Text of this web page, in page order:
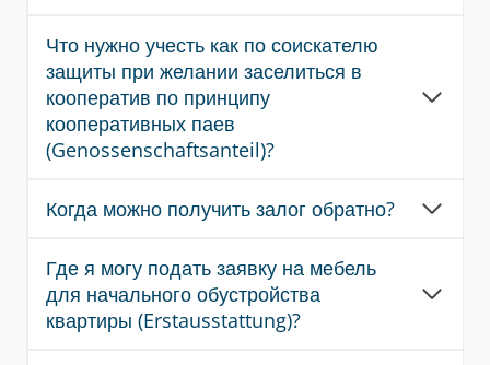
Что нужно учесть как по соискателю
защиты при желании заселиться в
кооператив по принципу
кооперативных паев
(Genossenschaftsanteil)?
Когда можно получить залог обратно?
Где я могу подать заявку на мебель
для начального обустройства
квартиры (Erstausstattung)?